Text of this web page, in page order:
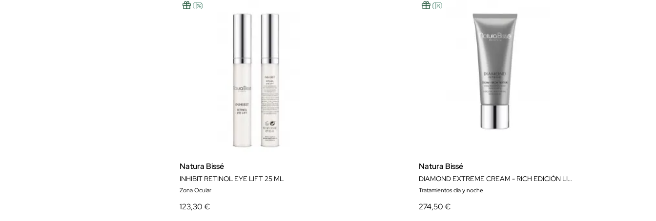
Natura Bissé
INHIBIT RETINOL EYE LIFT 25 ML
Zona Ocular
123,30 €
Natura Bissé
DIAMOND EXTREME CREAM - RICH EDICIÓN LIMITADA
Tratamientos día y noche
274,50 €